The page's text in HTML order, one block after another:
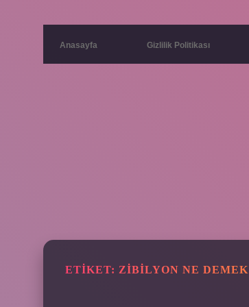
Anasayfa Gizlilik Politikası
ETIKET: ZIBILYON NE DEMEK